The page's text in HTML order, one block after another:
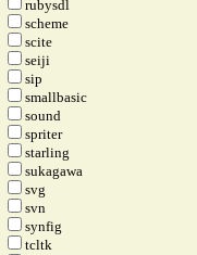
rubysdl
scheme
scite
seiji
sip
smallbasic
sound
spriter
starling
sukagawa
svg
svn
synfig
tcltk